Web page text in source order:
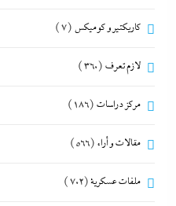
كاريكتير و كوميكس (7)
لازم تعرف (360)
مركز دراسات (186)
مقالات و أراء (566)
ملفات عسكرية(702)